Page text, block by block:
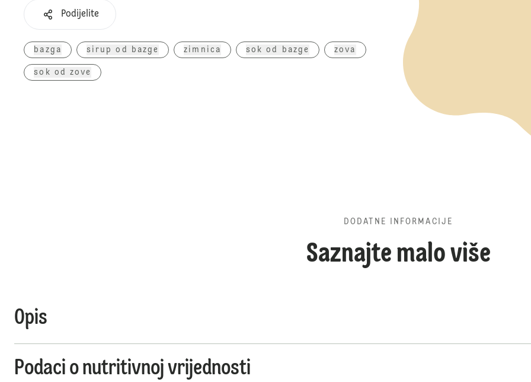
Podijelite
bazga sirup od bazge zimnica sok od bazge zova
sok od zove
DODATNE INFORMACIJE
Saznajte malo više
Opis
Podaci o nutritivnoj vrijednosti